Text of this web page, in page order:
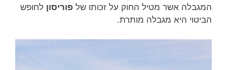
המגבלה אשר מטיל החוק על זכותו של פוריסון לחופש
הביטוי היא מגבלה מותרת.